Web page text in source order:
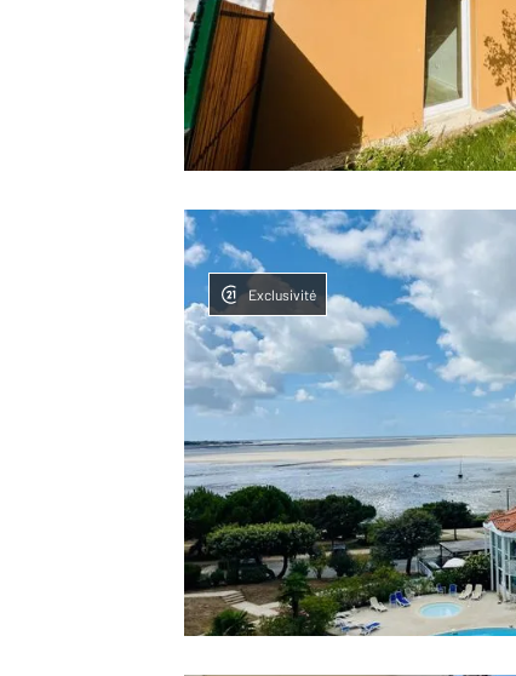
Exclusivité